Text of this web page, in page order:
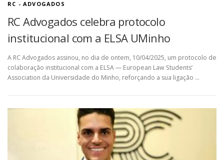
RC - ADVOGADOS
RC Advogados celebra protocolo
institucional com a ELSA UMinho
A RC Advogados assinou, no dia de ontem, 10/04/2025, um protocolo de
colaboração institucional com a ELSA — European Law Students’
Association da Universidade do Minho, reforçando a sua ligação …